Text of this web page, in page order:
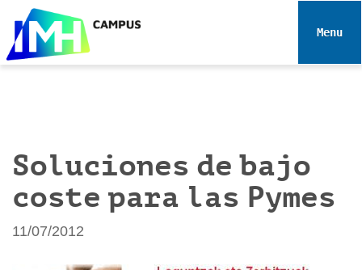
e
Toggle
Soluciones de bajo
coste para las Pymes
11/07/2012